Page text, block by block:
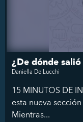
¿De dónde salió
Daniella De Lucchi
15 MINUTOS DE
esta nueva
Mientras...